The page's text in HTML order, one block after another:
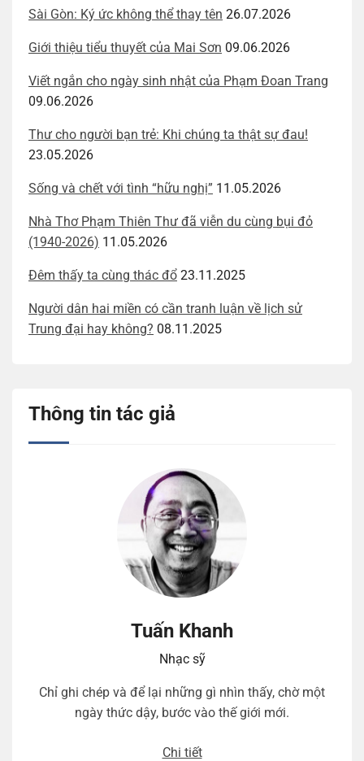
Sài Gòn: Ký ức không thể thay tên 26.07.2026
Giới thiệu tiểu thuyết của Mai Sơn 09.06.2026
Viết ngắn cho ngày sinh nhật của Phạm Đoan Trang
09.06.2026
Thư cho người bạn trẻ: Khi chúng ta thật sự đau!
23.05.2026
Sống và chết với tình “hữu nghị” 11.05.2026
Nhà Thơ Phạm Thiên Thư đã viễn du cùng bụi đỏ
(1940-2026) 11.05.2026
Đêm thấy ta cùng thác đổ 23.11.2025
Người dân hai miền có cần tranh luận về lịch sử
Trung đại hay không? 08.11.2025
Thông tin tác giả
Tuấn Khanh
Nhạc sỹ
Chỉ ghi chép và để lại những gì nhìn thấy, chờ một
ngày thức dậy, bước vào thế giới mới.
Chi tiết